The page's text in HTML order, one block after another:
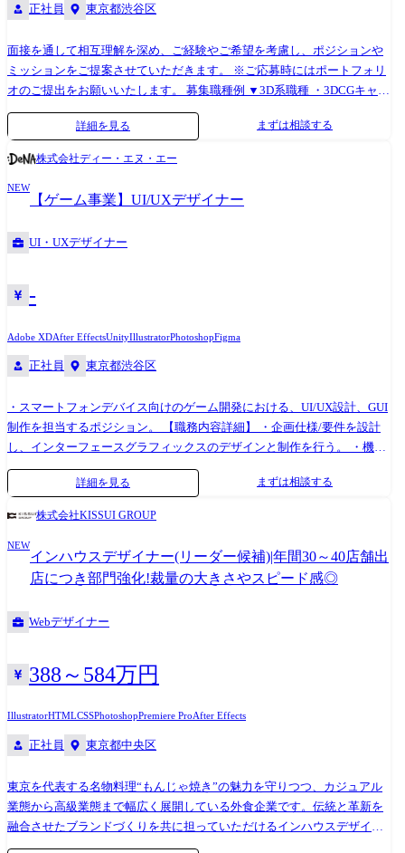
正社員 東京都渋谷区
面接を通して相互理解を深め、ご経験やご希望を考慮し、ポジションや
ミッションをご提案させていただきます。 ※ご応募時にはポートフォリ
オのご提出をお願いいたします。 募集職種例 ▼3D系職種 ・3DCGキャラ
クターモデラー ・3D背景デザイナー ・3Dモーションデザイナー ・3Dデ
ィレクター ・テクニカルアーティスト ・リギングアーティスト ▼2D系
ットシーンディレクター ・コンポジター ・アートディレクター ・キャ
ラクターデザイナー ・コンセプトアーティスト ・漫画家
詳細を見る まずは相談する
株式会社ディー・エヌ・エー
NEW
【ゲーム事業】UI/UXデザイナー
UI・UXデザイナー
-
Adobe XDAfter EffectsUnityIllustratorPhotoshopFigma
正社員 東京都渋谷区
・スマートフォンデバイス向けのゲーム開発における、UI/UX設計、GUI
制作を担当するポジション。 【職務内容詳細】 ・企画仕様/要件を設計
し、インターフェースグラフィックスのデザインと制作を行う。 ・機能
を整理しプロダクトの魅力をユーザー体験へ落とし込む。 ・クオリテ
ィ、コスト、スケジュールを見極め制作を行う。 ・UIフロー設計、動的
インタラクションのデザイン。 ●変更の範囲 【雇入れ直後】仕事概要に
詳細を見る まずは相談する
株式会社KISSUI GROUP
NEW
インハウスデザイナー(リーダー候補)|年間30～40店舗出
店につき部門強化!裁量の大きさやスピード感◎
Webデザイナー
388～584万円
IllustratorHTMLCSSPhotoshopPremiere ProAfter Effects
正社員 東京都中央区
東京を代表する名物料理“もんじゃ焼き”の魅力を守りつつ、カジュアル
業態から高級業態まで幅広く展開している外食企業です。伝統と革新を
融合させたブランドづくりを共に担っていただけるインハウスデザイナ
ーを求めています。 【具体的な仕事内容】 ●店舗POP、メニューブック